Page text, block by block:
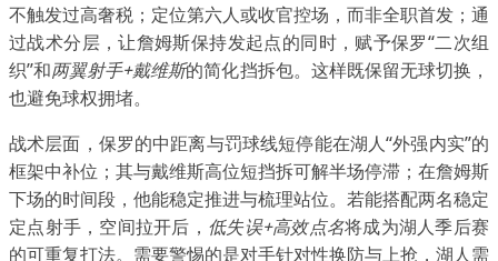
不触发过高奢税；定位第六人或收官控场，而非全职首发；通
过战术分层，让詹姆斯保持发起点的同时，赋予保罗“二次组
织”和两翼射手+戴维斯的简化挡拆包。这样既保留无球切换，
也避免球权拥堵。
战术层面，保罗的中距离与罚球线短停能在湖人“外强内实”的
框架中补位；其与戴维斯高位短挡拆可解半场停滞；在詹姆斯
下场的时间段，他能稳定推进与梳理站位。若能搭配两名稳定
定点射手，空间拉开后， 低失误+高效点名将成为湖人季后赛
的可重复打法。需要警惕的是对手针对性换防与上抢，湖人需